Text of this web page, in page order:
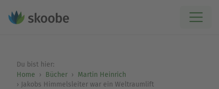
Du bist hier:
Home
Bücher
Martin Heinrich
Jakobs Himmelsleiter war ein Weltraumlift